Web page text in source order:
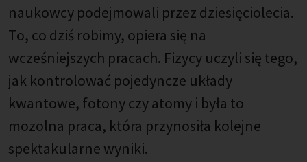
naukowcy podejmowali przez dziesięciolecia.
To, co dziś robimy, opiera się na
wcześniejszych pracach. Fizycy uczyli się tego,
jak kontrolować pojedyncze układy
kwantowe, fotony czy atomy i była to
mozolna praca, która przynosiła kolejne
spektakularne wyniki.